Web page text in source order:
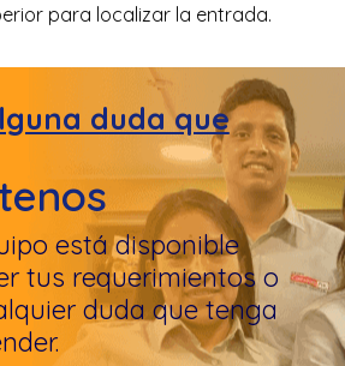
para localizar la entrada.
duda que
está disponible
tus requerimientos o
duda que tenga